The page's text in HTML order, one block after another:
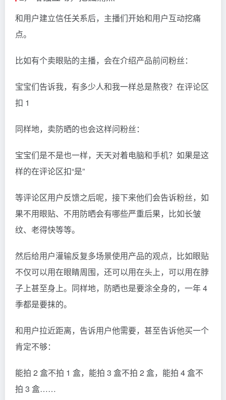
和用户建立信任关系后，主播们开始和用户互动挖痛
点。
比如有个卖眼贴的主播，会在介绍产品前问粉丝：
宝宝们告诉我，有多少人和我一样总是熬夜？在评论区
扣 1
同样地，卖防晒的也会这样问粉丝：
宝宝们是不是也一样，天天对着电脑和手机？如果是这
样的在评论区扣“是”
等评论区用户反馈之后呢，接下来他们会告诉粉丝，如
果不用眼贴、不用防晒会有哪些严重后果，比如长皱
纹、老得快等等。
然后给用户灌输反复多场景使用产品的观点，比如眼贴
不仅可以用在眼睛周围，还可以用在头上，可以用在脖
子上甚至身上。同样地，防晒也是要涂全身的，一年 4
季都是要抹的。
和用户拉近距离，告诉用户他需要，甚至告诉他买一个
肯定不够：
能拍 2 盒不拍 1 盒，能拍 3 盒不拍 2 盒，能拍 4 盒不
拍 3 盒……